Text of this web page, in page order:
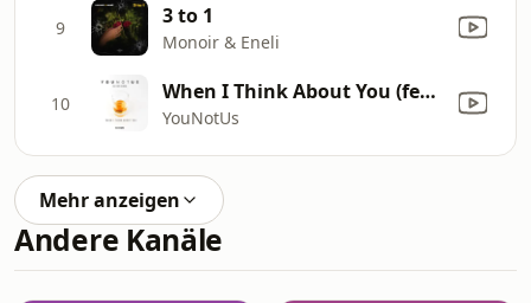
9 3 to 1
Monoir & Eneli
10 When I Think About You (feat. Chris Gelbuda)
YouNotUs
Mehr anzeigen
Andere Kanäle